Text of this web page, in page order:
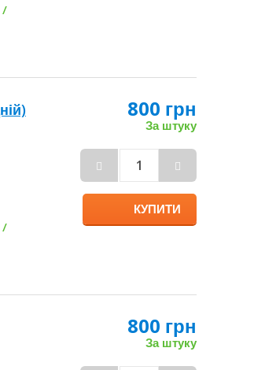
800 грн
КУПИТИ
800 грн